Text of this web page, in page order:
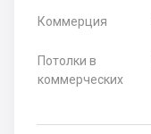
Коммерция
Потолки в
коммерческих